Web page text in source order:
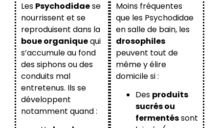
Les Psychodidaese
nourrissent et se
reproduisent dans la
boue organiquequi
s’accumule au fond
des siphons ou des
conduits mal
entretenus. Ils se
développent
notamment quand :
Moins fréquentes
que les Psychodidae
en salle de bain, les
drosophiles
peuvent tout de
même y élire
domicile si :
Des produits
sucrés ou
fermentéssont